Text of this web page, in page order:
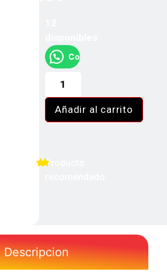
Compra rápida "Aquí"
Añadir al carrito
Producto
Descripcion